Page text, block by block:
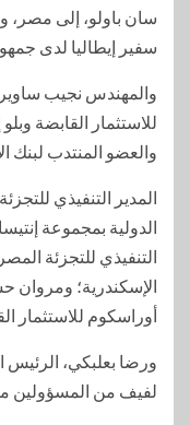
سان باولو، إلى مصر،
سفير إيطاليا لدى
والمهندس نجيب
للاستثمار القابضة
والعضو المنتدب لبنك
المدير التنفيذي
الدولية بمجموعة
التنفيذي للتجزئة
الإسكندرية؛ ومروان
أوراسكوم للاستثمار
ورضا بعلبكي، الرئيس
لفيف من المسؤولين